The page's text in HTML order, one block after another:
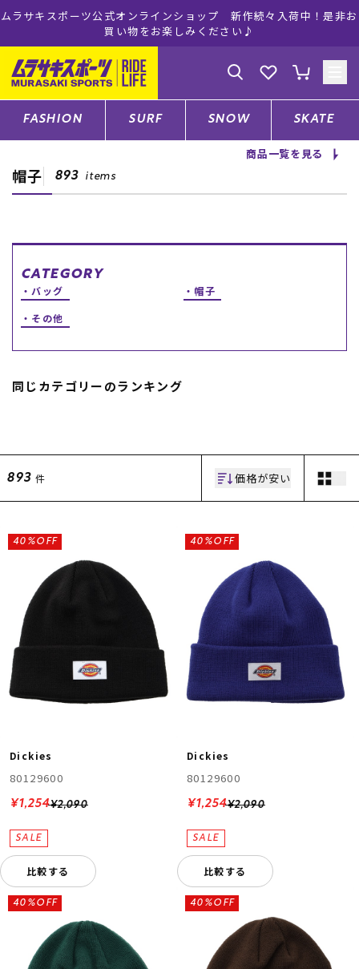
ムラサキスポーツ公式オンラインショップ 新作続々入荷中！是非お
買い物をお楽しみください♪
ゲスト様
ログイン 会員登録
CATEGORY
ファッションTOP
スノーTOP
ブランド一覧
RIDE LIFE MAGAZINE一
スタッフスナップ
中古/アウトレット サー
フ
中古/アウトレット スノ
ご利用ガイド
店頭受取サービス
ギフトラッピング
アフターサポート
下取り保証について
よくある質問
店舗一覧
お問い合わせ
ニュース
ムラサキスポーツ 公式アプリ
ポイント・クーポンもこのアプリで！
FASHION SURF SNOW SKATE
商品一覧を見る
帽子 893 items
CATEGORY
バッグ
帽子
その他
同じカテゴリーのランキング
893 件 価格が安い
Dickies
80129600
¥2,090
40%OFF
¥1,254
比較する
Dickies
80129600
¥2,090
40%OFF
¥1,254
比較する
40%OFF 40%OFF